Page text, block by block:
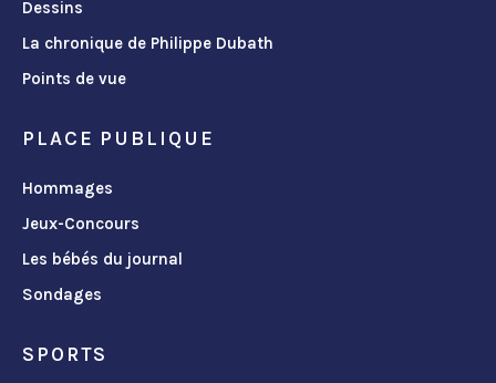
Dessins
La chronique de Philippe Dubath
Points de vue
PLACE PUBLIQUE
Hommages
Jeux-Concours
Les bébés du journal
Sondages
SPORTS